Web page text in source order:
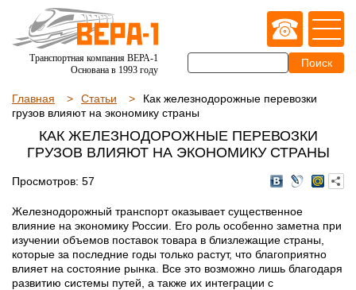
Транспортная компания ВЕРА-1
Основана в 1993 году
Главная Статьи
Как железнодорожные перевозки
грузов влияют на экономику страны
КАК ЖЕЛЕЗНОДОРОЖНЫЕ ПЕРЕВОЗКИ
ГРУЗОВ ВЛИЯЮТ НА ЭКОНОМИКУ СТРАНЫ
Просмотров: 57
Железнодорожный транспорт оказывает существенное
влияние на экономику России. Его роль особенно заметна при
изучении объемов поставок товара в близлежащие страны,
которые за последние годы только растут, что благоприятно
влияет на состояние рынка. Все это возможно лишь благодаря
развитию системы путей, а также их интеграции с